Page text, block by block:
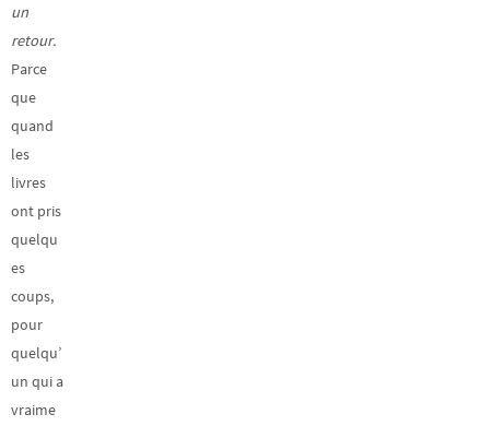
un
retour.
Parce
que
quand
les
livres
ont pris
quelqu
es
coups,
pour
quelqu’
un qui a
vraime